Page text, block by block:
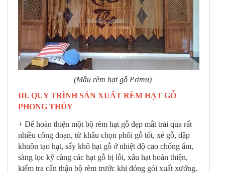
(Mẫu rèm hạt gỗ Pơmu)
III. QUY TRÌNH SẢN XUẤT RÈM HẠT GỖ
PHONG THỦY
+ Để hoàn thiện một bộ rèm hạt gỗ đẹp mắt trải qua rất
nhiều công đoạn, từ khâu chọn phôi gỗ tốt, xẻ gỗ, dập
khuôn tạo hạt, sấy khô hạt gỗ ở nhiệt độ cao chống ẩm,
sàng lọc kỹ càng các hạt gỗ bị lỗi, xâu hạt hoàn thiện,
kiểm tra cẩn thận bộ rèm trước khi đóng gói xuất xưởng.